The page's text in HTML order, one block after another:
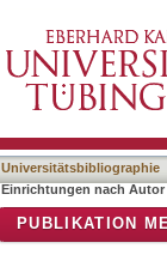
"Achahbourn,
Universitätsbibliographie
Einrichtungen nach Autor
PUBLIKATION